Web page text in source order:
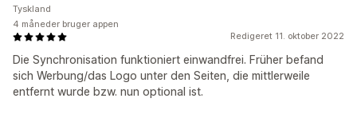
Redigeret 11. oktober 2022
Die Synchronisation funktioniert einwandfrei. Früher befand
sich Werbung/das Logo unter den Seiten, die mittlerweile
entfernt wurde bzw. nun optional ist.
Tyskland
4 måneder bruger appen